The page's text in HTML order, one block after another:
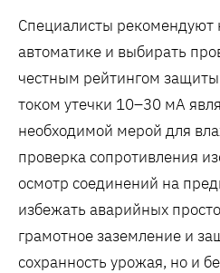
Специалисты рекомендуют
автоматике и выбирать
честным рейтингом
током утечки 10–30 мА
необходимой мерой для
проверка сопротивления
осмотр соединений на
избежать аварийных
грамотное заземление и
сохранность урожая, но и